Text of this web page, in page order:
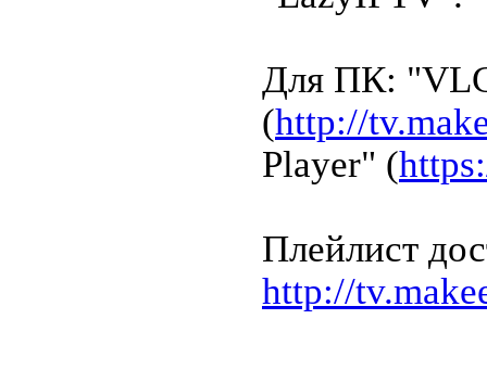
Для ПК:
(http://
Player" (
Плейлист
http://